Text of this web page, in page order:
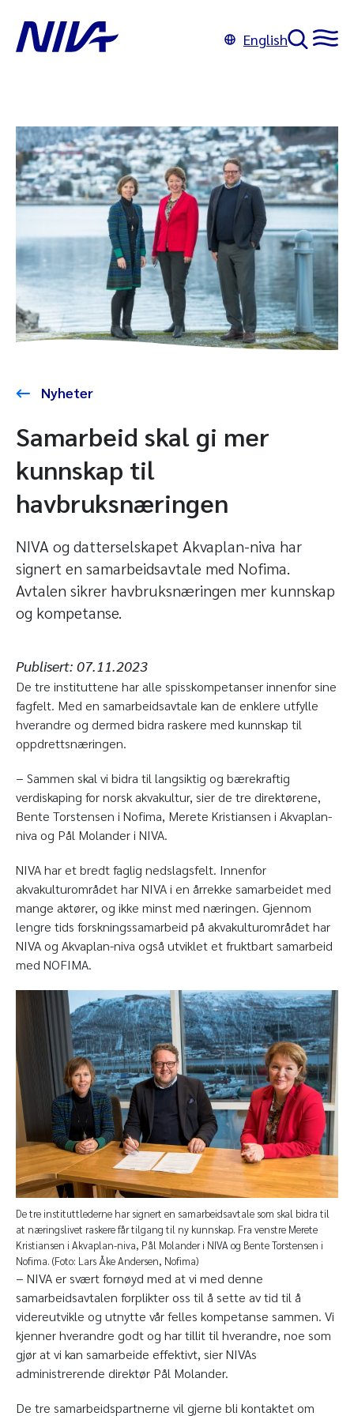
English
Nyheter
Samarbeid skal gi mer
kunnskap til
havbruksnæringen
NIVA og datterselskapet Akvaplan-niva har
signert en samarbeidsavtale med Nofima.
Avtalen sikrer havbruksnæringen mer kunnskap
og kompetanse.
Publisert: 07.11.2023
De tre instituttene har alle spisskompetanser innenfor sine
fagfelt. Med en samarbeidsavtale kan de enklere utfylle
hverandre og dermed bidra raskere med kunnskap til
oppdrettsnæringen.
− Sammen skal vi bidra til langsiktig og bærekraftig
verdiskaping for norsk akvakultur, sier de tre direktørene,
Bente Torstensen i Nofima, Merete Kristiansen i Akvaplan-
niva og Pål Molander i NIVA.
NIVA har et bredt faglig nedslagsfelt. Innenfor
akvakulturområdet har NIVA i en årrekke samarbeidet med
mange aktører, og ikke minst med næringen. Gjennom
lengre tids forskningssamarbeid på akvakulturområdet har
NIVA og Akvaplan-niva også utviklet et fruktbart samarbeid
med NOFIMA.
De tre instituttlederne har signert en samarbeidsavtale som skal bidra til
at næringslivet raskere får tilgang til ny kunnskap. Fra venstre Merete
Kristiansen i Akvaplan-niva, Pål Molander i NIVA og Bente Torstensen i
Nofima. (Foto: Lars Åke Andersen, Nofima)
− NIVA er svært fornøyd med at vi med denne
samarbeidsavtalen forplikter oss til å sette av tid til å
videreutvikle og utnytte vår felles kompetanse sammen. Vi
kjenner hverandre godt og har tillit til hverandre, noe som
gjør at vi kan samarbeide effektivt, sier NIVAs
administrerende direktør Pål Molander.
De tre samarbeidspartnerne vil gjerne bli kontaktet om